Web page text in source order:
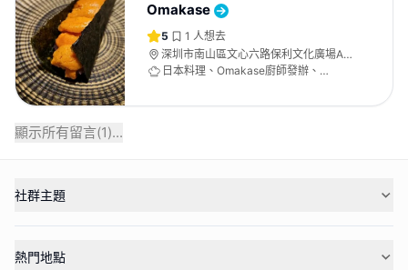
Omakase
5 1 人想去
深圳市南山區文心六路保利文化廣場A區
1樓內場
日本料理、Omakase廚師發辦、
顯示所有留言(1)...
社群主題
熱門地點